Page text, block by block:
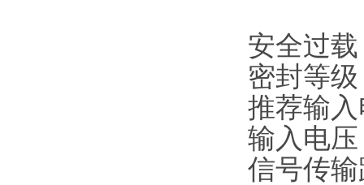
安全过载
密封等级
推荐输
输入电
信号传输